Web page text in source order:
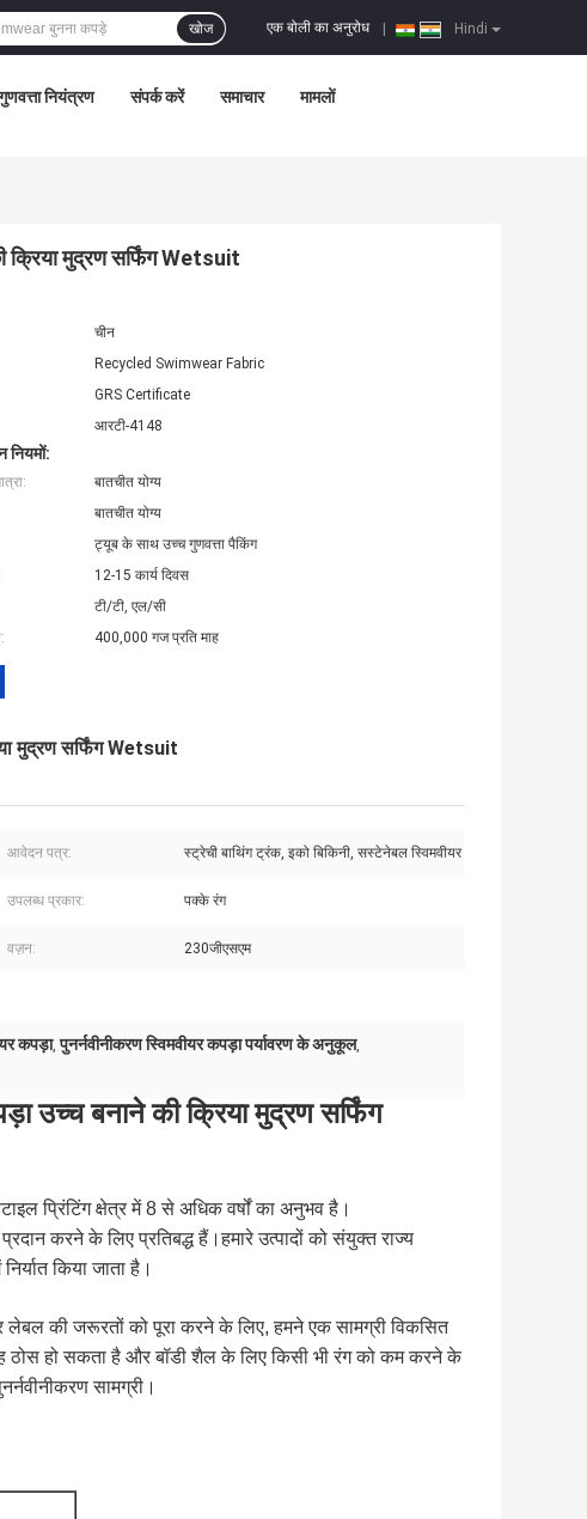
Hindi
एक बोली का अनुरोध
खोज
नियंत्रण संपर्क करें समाचार मामलों
क्रिया मुद्रण सर्फिंग Wetsuit
चीन
Recycled Swimwear Fabric
GRS Certificate
आरटी-4148
नियमों:
बातचीत योग्य
बातचीत योग्य
ट्यूब के साथ उच्च गुणवत्ता पैकिंग
12-15 कार्य दिवस
टी/टी, एल/सी
400,000 गज प्रति माह
मुद्रण सर्फिंग Wetsuit
आवेदन पत्र: स्ट्रेची बाथिंग ट्रंक, इको बिकिनी, सस्टेनेबल स्विमवीयर
उपलब्ध प्रकार: पक्के रंग
वज़न: 230जीएसएम
कपड़ा,पुनर्नवीनीकरण स्विमवीयर कपड़ा पर्यावरण के अनुकूल,
उच्च बनाने की क्रिया मुद्रण सर्फिंग
प्रिंटिंग क्षेत्र में 8 से अधिक वर्षों का अनुभव है।
करने के लिए प्रतिबद्ध हैं।हमारे उत्पादों को संयुक्त राज्य
किया जाता है।
की जरूरतों को पूरा करने के लिए, हमने एक सामग्री विकसित
ठोस हो सकता है और बॉडी शैल के लिए किसी भी रंग को कम करने के
सामग्री।